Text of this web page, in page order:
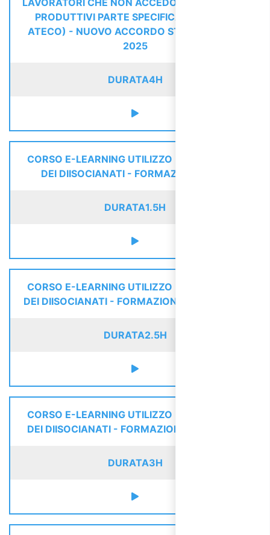
PRODUTTIVI PARTE SPECIFICA (TUTTI GLI
ATECO) - NUOVO ACCORDO STATO REGIONI
2025
DURATA4H
CORSO E-LEARNING UTILIZZO IN SICUREZZA
DEI DIISOCIANATI - FORMAZIONE BASE
DURATA1.5H
CORSO E-LEARNING UTILIZZO IN SICUREZZA
DEI DIISOCIANATI - FORMAZIONE INTERMEDIA
DURATA2.5H
CORSO E-LEARNING UTILIZZO IN SICUREZZA
DEI DIISOCIANATI - FORMAZIONE AVANZATA
DURATA3H